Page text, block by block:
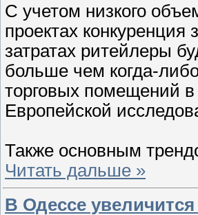
С учетом низкого
проектах
затратах ритейлеры
больше чем когда-
торговых помещений
Европейской
Также основным
Читать дальше »
В Одессе